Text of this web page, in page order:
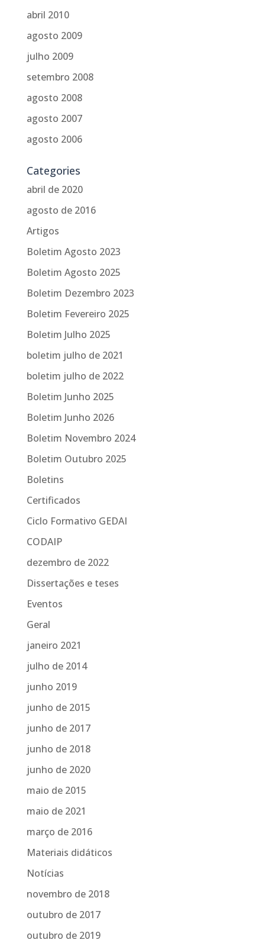
abril 2010
agosto 2009
julho 2009
setembro 2008
agosto 2008
agosto 2007
agosto 2006
Categories
abril de 2020
agosto de 2016
Artigos
Boletim Agosto 2023
Boletim Agosto 2025
Boletim Dezembro 2023
Boletim Fevereiro 2025
Boletim Julho 2025
boletim julho de 2021
boletim julho de 2022
Boletim Junho 2025
Boletim Junho 2026
Boletim Novembro 2024
Boletim Outubro 2025
Boletins
Certificados
Ciclo Formativo GEDAI
CODAIP
dezembro de 2022
Dissertações e teses
Eventos
Geral
janeiro 2021
julho de 2014
junho 2019
junho de 2015
junho de 2017
junho de 2018
junho de 2020
maio de 2015
maio de 2021
março de 2016
Materiais didáticos
Notícias
novembro de 2018
outubro de 2017
outubro de 2019